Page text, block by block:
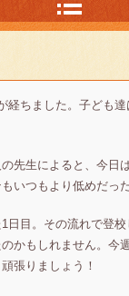
ちました。子ども達
先生によると、今日
いつもより低めだっ
目。その流れで登校
かもしれません。今
張りましょう！